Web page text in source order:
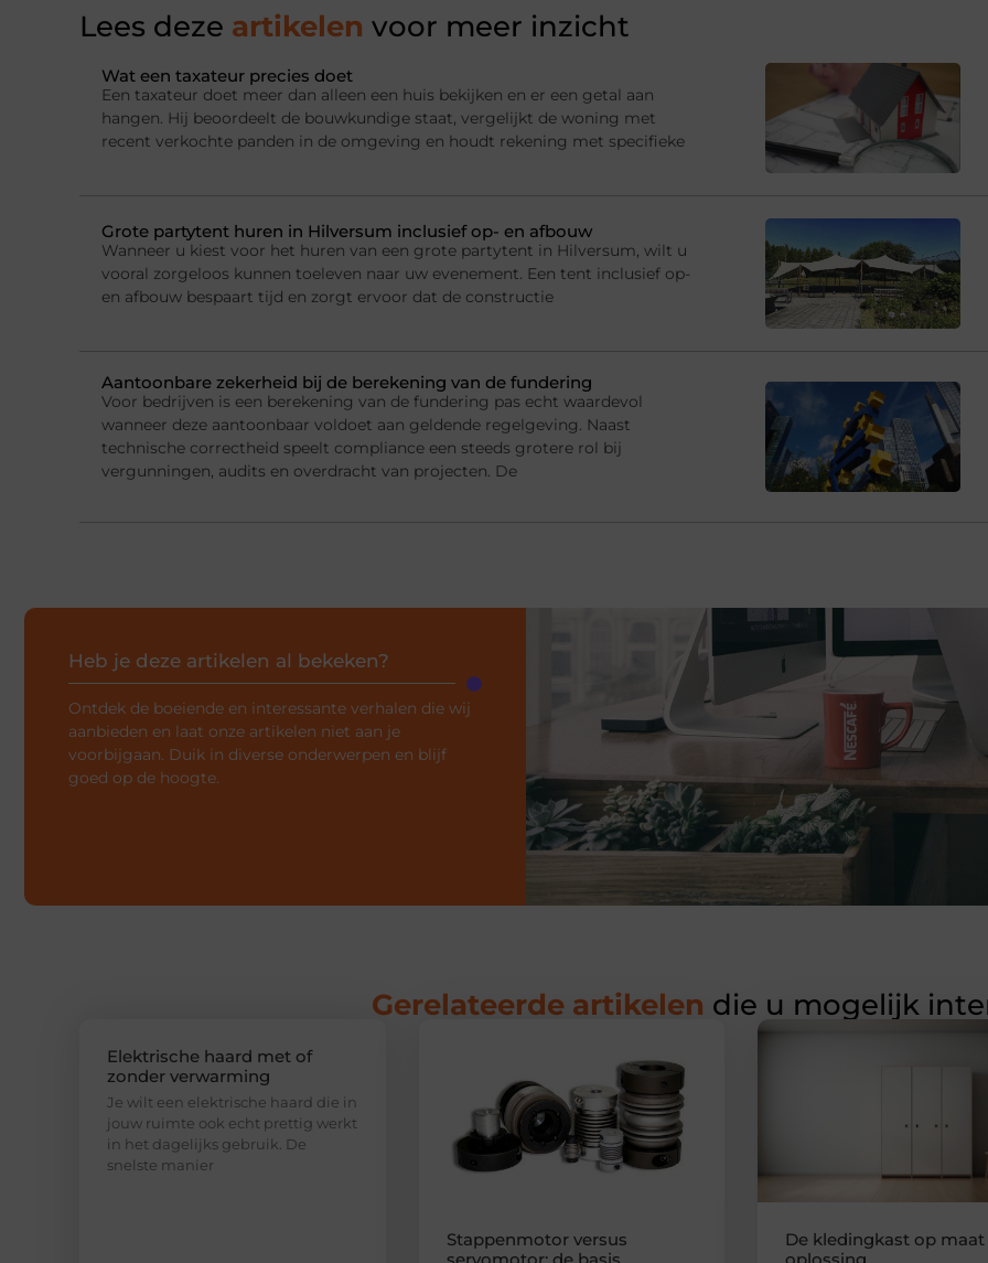
Lees deze artikelen voor meer inzicht
Wat een taxateur precies doet
Een taxateur doet meer dan alleen een huis bekijken en er een getal aan
hangen. Hij beoordeelt de bouwkundige staat, vergelijkt de woning met
recent verkochte panden in de omgeving en houdt rekening met specifieke
Grote partytent huren in Hilversum inclusief op- en afbouw
Wanneer u kiest voor het huren van een grote partytent in Hilversum, wilt u
vooral zorgeloos kunnen toeleven naar uw evenement. Een tent inclusief op-
en afbouw bespaart tijd en zorgt ervoor dat de constructie
Aantoonbare zekerheid bij de berekening van de fundering
Voor bedrijven is een berekening van de fundering pas echt waardevol
wanneer deze aantoonbaar voldoet aan geldende regelgeving. Naast
technische correctheid speelt compliance een steeds grotere rol bij
vergunningen, audits en overdracht van projecten. De
Heb je deze artikelen al bekeken?
Ontdek de boeiende en interessante verhalen die wij
aanbieden en laat onze artikelen niet aan je
voorbijgaan. Duik in diverse onderwerpen en blijf
goed op de hoogte.
Gerelateerde artikelen die u mogelijk
Elektrische haard met of
zonder verwarming
Je wilt een elektrische haard die in
jouw ruimte ook echt prettig werkt
in het dagelijks gebruik. De
snelste manier
Stappenmotor versus
De kledingkast op maat